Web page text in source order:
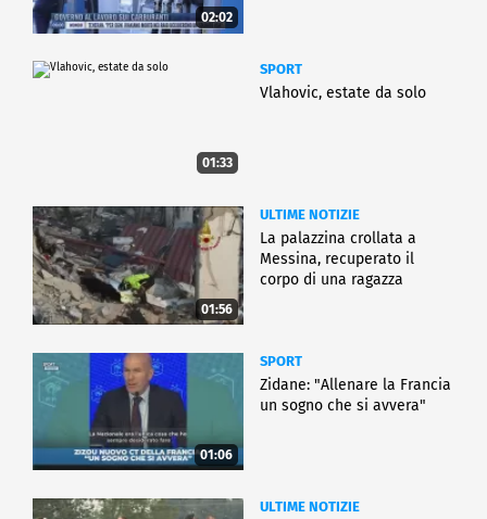
02:02
01:33
SPORT
Vlahovic, estate da solo
01:56
ULTIME NOTIZIE
La palazzina crollata a
Messina, recuperato il
corpo di una ragazza
01:06
SPORT
Zidane: "Allenare la Francia
un sogno che si avvera"
ULTIME NOTIZIE